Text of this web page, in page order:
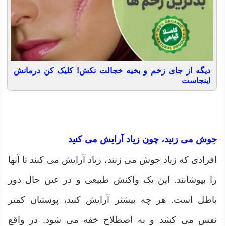
دیگه از جای زخم و بخیه خجالت نکش! کلیک کن درمانش
اینجاست
جوش می زنید، چون زیاد آرایش می کنید
افرادی که زیاد جوش می زنند، زیاد آرایش می کنند تا آنها
را بپوشانند. این یک واکنش طبیعی و در عین حال دور
باطل است. هر چه بیشتر آرایش کنید، پوستتان کمتر
نفس می کشد و به اصطلاح خفه می شود. در واقع